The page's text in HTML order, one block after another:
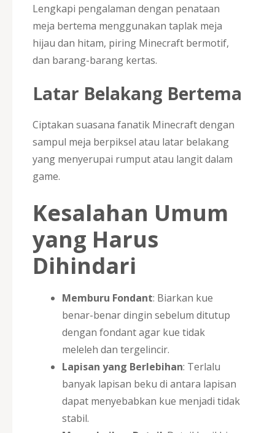
Lengkapi pengalaman dengan penataan
meja bertema menggunakan taplak meja
hijau dan hitam, piring Minecraft bermotif,
dan barang-barang kertas.
Latar Belakang Bertema
Ciptakan suasana fanatik Minecraft dengan
sampul meja berpiksel atau latar belakang
yang menyerupai rumput atau langit dalam
game.
Kesalahan Umum
yang Harus
Dihindari
Memburu Fondant: Biarkan kue
benar-benar dingin sebelum ditutup
dengan fondant agar kue tidak
meleleh dan tergelincir.
Lapisan yang Berlebihan: Terlalu
banyak lapisan beku di antara lapisan
dapat menyebabkan kue menjadi tidak
stabil.